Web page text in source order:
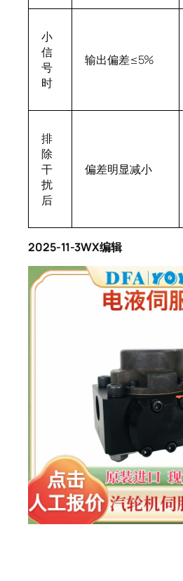
小
信
号
时
输出偏差≤5%
排
除
干
扰
后
偏差明显减小
2025-11-3WX编辑